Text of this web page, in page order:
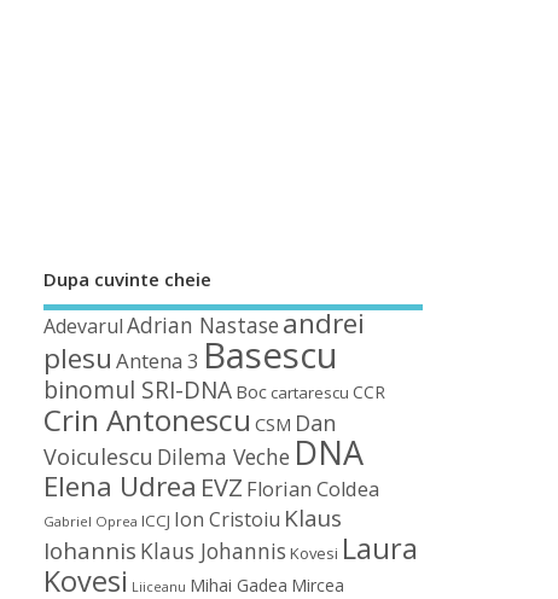
Dupa cuvinte cheie
Adevarul Adrian Nastaseandrei
plesu Antena 3 Basescu
binomul SRI-DNA Boc cartarescu CCR
Crin Antonescu CSM Dan
Voiculescu Dilema Veche DNA
Elena Udrea EVZ Florian Coldea
Gabriel Oprea ICCJ Ion Cristoiu Klaus
Iohannis Klaus Johannis Kovesi Laura
Kovesi Liiceanu Mihai Gadea Mircea